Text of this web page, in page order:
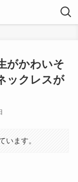
がかわいそ
ックレスが
います。